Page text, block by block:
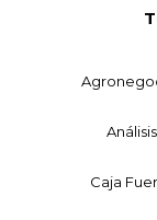
Análisis
Caja